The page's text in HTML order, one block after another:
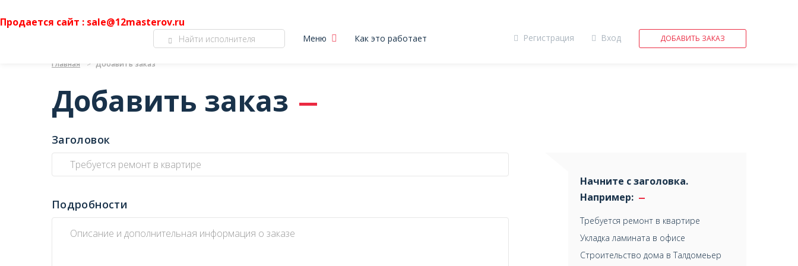
Продается сайт : sale@12masterov.ru
Регистрация Вход ДОБАВИТЬ ЗАКАЗ
Меню Как это работает
Главная Добавить заказ
Добавить заказ
Заголовок
Подробности
Начните с заголовка.
Например:
Требуется ремонт в квартире
Укладка ламината в офисе
Строительство дома в Талдомеьер